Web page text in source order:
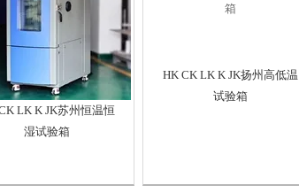
LK K JK苏州恒温恒
湿试验箱
HK CK LK K JK扬州高低温
试验箱